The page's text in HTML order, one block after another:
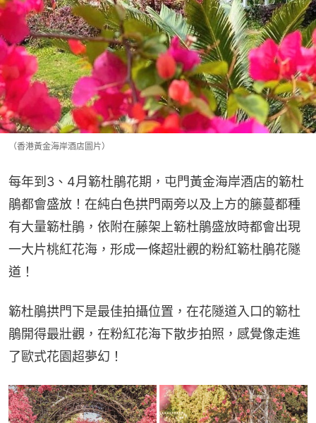
（香港黃金海岸酒店圖片）
每年到3、4月簕杜鵑花期，屯門黃金海岸酒店的簕杜
鵑都會盛放！在純白色拱門兩旁以及上方的籐蔓都種
有大量簕杜鵑，依附在藤架上簕杜鵑盛放時都會出現
一大片桃紅花海，形成一條超壯觀的粉紅簕杜鵑花隧
道！
簕杜鵑拱門下是最佳拍攝位置，在花隧道入口的簕杜
鵑開得最壯觀，在粉紅花海下散步拍照，感覺像走進
了歐式花園超夢幻！